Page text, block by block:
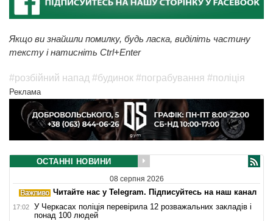
Якщо ви знайшли помилку, будь ласка, виділіть частину
тексту і натисніть Ctrl+Enter
#розбійний напад #будинок #пограбування #поліція
Реклама
ОСТАННІ НОВИНИ
08 серпня 2026
Читайте нас у Telegram. Підписуйтесь на наш канал
17:02
У Черкасах поліція перевірила 12 розважальних закладів і
понад 100 людей